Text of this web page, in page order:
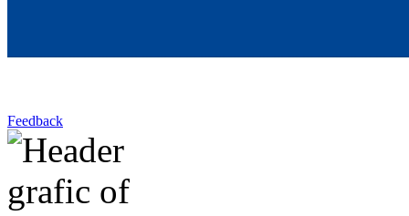
Feedback